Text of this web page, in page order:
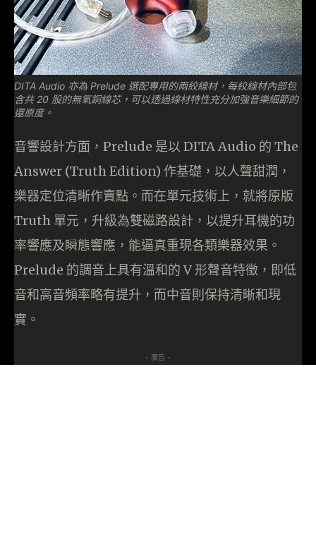
DITA Audio 亦為 Prelude 選配專用的兩絞線材，每絞線材內部包
含共 20 股的無氧銅線芯，可以透過線材特性充分加強音樂細節的
還原度。
音響設計方面，Prelude 是以 DITA Audio 的 The
Answer (Truth Edition) 作基礎，以人聲甜潤，
樂器定位清晰作賣點。而在單元技術上，就將原版
Truth 單元，升級為雙磁路設計，以提升耳機的功
率響應及瞬態響應，能逼真重現各類樂器效果。
Prelude 的調音上具有溫和的 V 形聲音特徵，即低
音和高音頻率略有提升，而中音則保持清晰和現
實。
- 廣告 -